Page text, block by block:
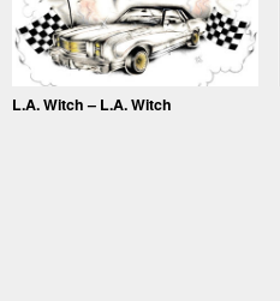
L.A. Witch – L.A. Witch